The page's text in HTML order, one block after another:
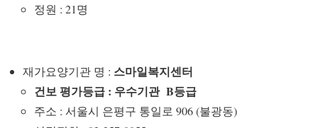
정원 : 21명
재가요양기관 명 : 스마일복지센터
건보 평가등급 : 우수기관 B등급
주소 : 서울시 은평구 통일로 906 (불광동)